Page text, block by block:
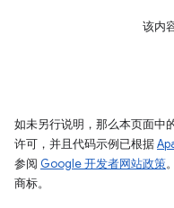
该内
如未另行说明，那么本页面中
许可，并且代码示例已根据
参阅 Google 开发者网站政策
商标。